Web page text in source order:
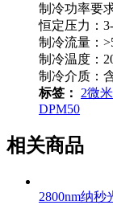
制冷功率要
恒定压力：
制冷流量：
制冷温度：
制冷介质：
标签：
2微
DPM50
相关商品
2800nm纳秒